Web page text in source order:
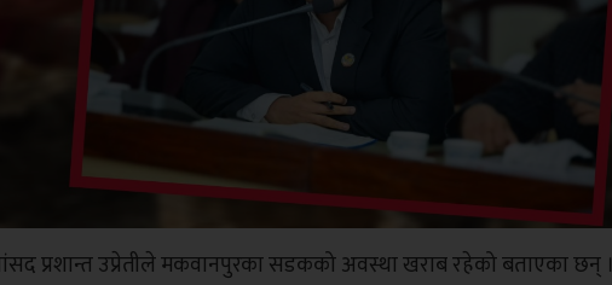
सांसद प्रशान्त उप्रेतीले मकवानपुरका सडकको अवस्था खराब रहेको बताएका छन् ।